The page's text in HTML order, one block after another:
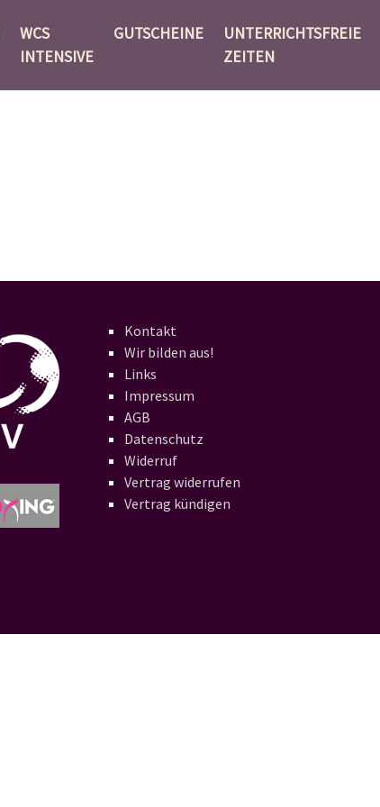
WCS
INTENSIVE
GUTSCHEINE
UNTERRICHTSFREIE
ZEITEN
Kontakt
Wir bilden aus!
Links
Impressum
AGB
Datenschutz
Widerruf
Vertrag widerrufen
Vertrag kündigen